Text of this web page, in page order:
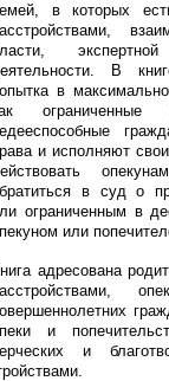
в которых
В
в
и исполняют
в суд о
ограниченным в
или
адресована
и
и